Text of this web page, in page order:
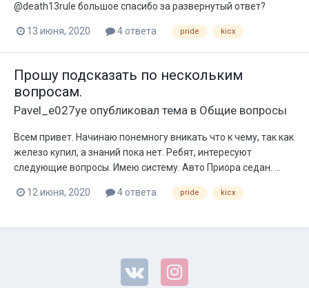
@death13rule большое спасибо за развернутый ответ?
13 июня, 2020 4 ответа pride kicx
Прошу подсказать по нескольким
вопросам.
Pavel_e027ye опубликовал тема в Общие вопросы
Всем привет. Начинаю понемногу вникать что к чему, так как
железо купил, а знаний пока нет. Ребят, интересуют
следующие вопросы. Имею систему. Авто Приора седан. ...
12 июня, 2020 4 ответа pride kicx